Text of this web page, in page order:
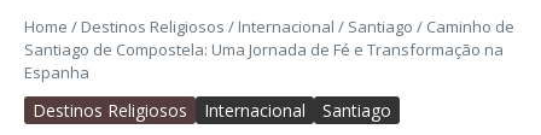
Home / Destinos Religiosos / Internacional / Santiago / Caminho de
Santiago de Compostela: Uma Jornada de Fé e Transformação na
Espanha
Destinos Religiosos Internacional Santiago